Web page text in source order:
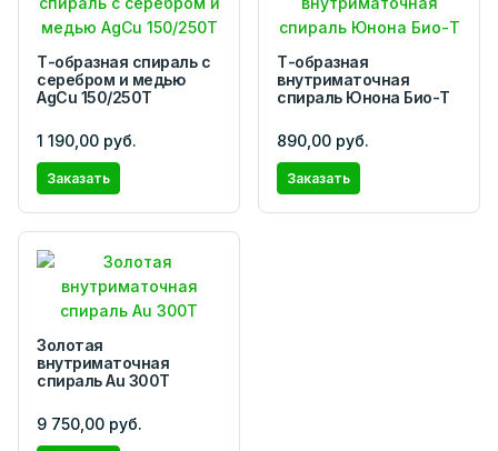
Т-образная спираль с
серебром и медью
AgCu 150/250Т
1 190,00 руб.
Заказать
Т-образная
внутриматочная
спираль Юнона Био-Т
890,00 руб.
Заказать
Золотая
внутриматочная
спираль Au 300Т
9 750,00 руб.